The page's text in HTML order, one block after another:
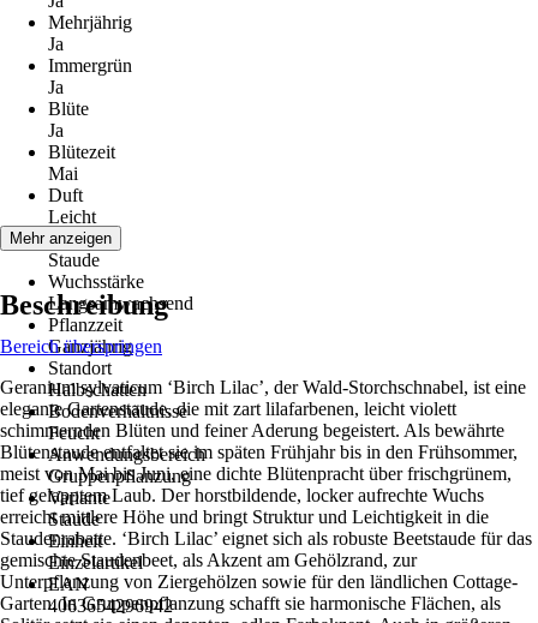
Mehrjährig
Ja
Immergrün
Ja
Blüte
Ja
Blütezeit
Mai
Duft
Leicht
Wuchs
Staude
Wuchsstärke
Langsamwachsend
Pflanzzeit
Ganzjährig
Standort
Halbschatten
Bodenverhältnisse
Feucht
Anwendungsbereich
Gruppenpflanzung
Variante
Staude
Einheit
Einzelartikel
EAN
4063654296942
Mehr anzeigen
Beschreibung
Bereich überspringen
Geranium sylvaticum ‘Birch Lilac’, der Wald-Storchschnabel, ist eine
elegante Gartenstaude, die mit zart lilafarbenen, leicht violett
schimmernden Blüten und feiner Aderung begeistert. Als bewährte
Blütenstaude entfaltet sie im späten Frühjahr bis in den Frühsommer,
meist von Mai bis Juni, eine dichte Blütenpracht über frischgrünem,
tief gelapptem Laub. Der horstbildende, locker aufrechte Wuchs
erreicht mittlere Höhe und bringt Struktur und Leichtigkeit in die
Staudenrabatte. ‘Birch Lilac’ eignet sich als robuste Beetstaude für das
gemischte Staudenbeet, als Akzent am Gehölzrand, zur
Unterpflanzung von Ziergehölzen sowie für den ländlichen Cottage-
Garten. In Gruppenpflanzung schafft sie harmonische Flächen, als